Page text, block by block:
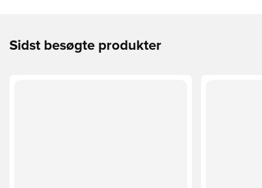
Sidst besøgte produkter